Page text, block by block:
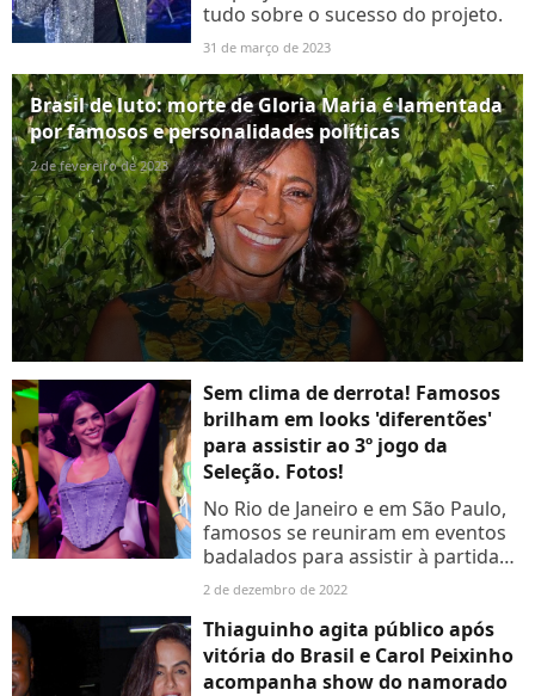
tudo sobre o sucesso do projeto.
31 de março de 2023
Brasil de luto: morte de Gloria Maria é lamentada
por famosos e personalidades políticas
2 de fevereiro de 2023
Sem clima de derrota! Famosos
brilham em looks 'diferentões'
para assistir ao 3º jogo da
Seleção. Fotos!
No Rio de Janeiro e em São Paulo,
famosos se reuniram em eventos
badalados para assistir à partida
da Seleção Brasileira contra
fotos!
2 de dezembro de 2022
Thiaguinho agita público após
vitória do Brasil e Carol Peixinho
acompanha show do namorado